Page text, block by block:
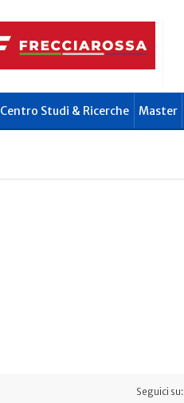
Centro Studi & Ricerche Master
Seguici su: